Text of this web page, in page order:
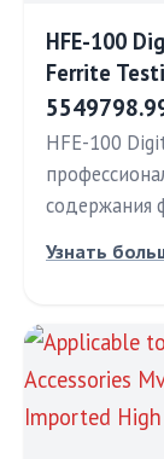
HFE-100
Ferrite
HFE-100
содержания
Узнать